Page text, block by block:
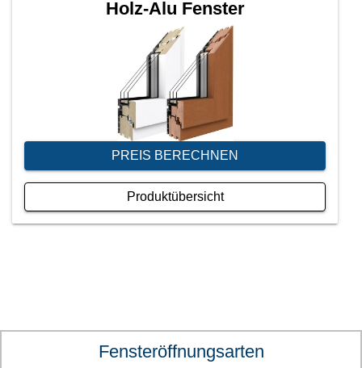
Holz-Alu Fenster
PREIS BERECHNEN
Produktübersicht
Fensteröffnungsarten